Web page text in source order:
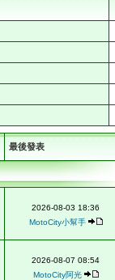
最後發表
2026-08-03 18:36
MotoCity小幫手
2026-08-07 08:54
MotoCity阿光